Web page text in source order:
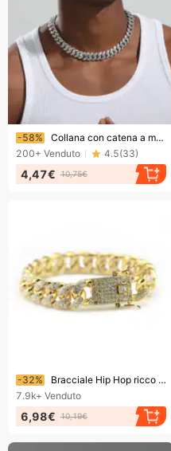
Finendo presto!
-58%
Collana con catena a maglie cubane da 12 mm in lega con chiusura a scatola e taglio a diamante, da uomo e da donna, in stile hip-hop, gioielli unisex in oro/argento
200+ Venduto 4.5(33)
4,47€ 10,75€
Finendo presto!
-32%
Bracciale Hip Hop ricco di strass, bracciale cubano, gioielli da uomo hip hop alla moda con diamanti incastonati, larghezza 12 mm
7.9k+ Venduto
6,98€ 10,19€